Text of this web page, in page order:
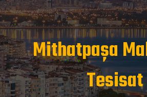
Mithatpaşa
Tesisat